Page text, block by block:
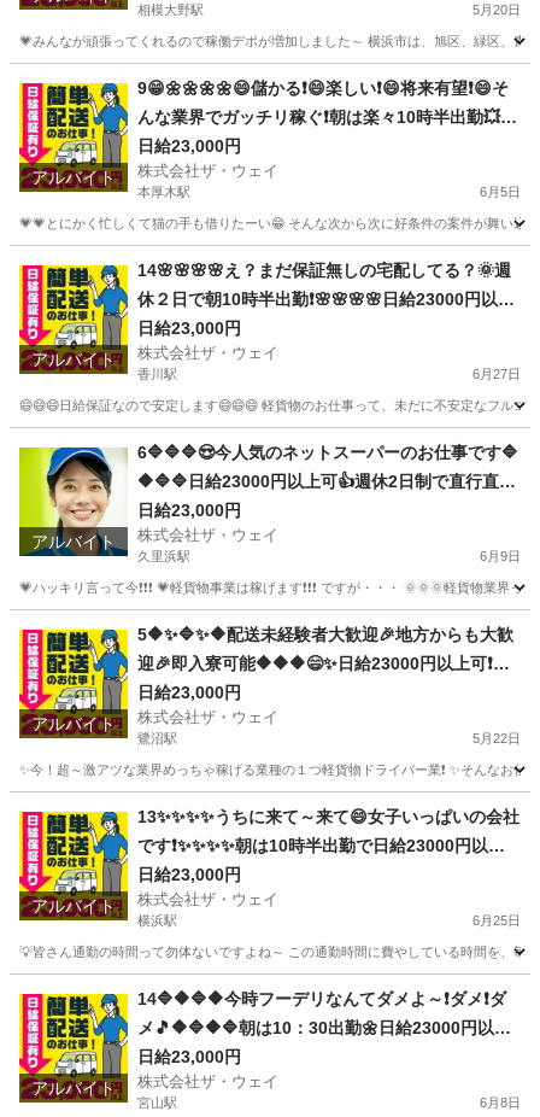
相模大野駅 5月20日
💗みんなが頑張ってくれるので稼働デポが増加しました～ 横浜市は、旭区、緑区、
相模大野駅 ドライバー ネットスーパー
アルバイト
9😁🌼🌼🌼🌼😄儲かる❗️😄楽しい❗️😄将来有望❗️😄そ
んな業界でガッチリ稼ぐ❗️朝は楽々10時半出勤💥日
給23000円以上❗️事業拡大につき大量募集❗️❗️❗️
日給23,000円
株式会社ザ・ウェイ
本厚木駅 6月5日
💗💗とにかく忙しくて猫の手も借りたーい😁 そんな次から次に好条件の案件が舞い
本厚木駅 配送 ネットスーパー
アルバイト
14🌸🌸🌸🌸え？まだ保証無しの宅配してる？🌞週
休２日で朝10時半出勤❗️🌸🌸🌸🌸日給23000円以上
🌸安定収入で女子いっぱい🎉さぁ～集まれ～
日給23,000円
株式会社ザ・ウェイ
香川駅 6月27日
😄😄😄日給保証なので安定します😄😄😄 軽貨物のお仕事って、未だに不安定なフル
香川駅 ドライバー ギグワーク
アルバイト
6🔷🔷🔷😍今人気のネットスーパーのお仕事です🔷
🔶🔷🔷日給23000円以上可👍週休2日制で直行直帰
で楽々勤務🌼🌼🌼
日給23,000円
株式会社ザ・ウェイ
久里浜駅 6月9日
💗ハッキリ言って今❗️❗️❗️ 💗軽貨物事業は稼げます❗️❗️❗️ ですが・・・ 🌞🌞🌞軽貨物業
久里浜駅 配送 ネットスーパー
アルバイト
5🔶✨🔷✨🔶配送未経験者大歓迎🎉地方からも大歓
迎🎉即入寮可能🔶🔶🔶😄✨日給23000円以上可❗️安
定収入😄軽貨物ドライバー💥
日給23,000円
株式会社ザ・ウェイ
鷺沼駅 5月22日
✨今！超～激アツな業界めっちゃ稼げる業種の１つ軽貨物ドライバー業❗️ ✨そんなお
鷺沼駅 ドライバー ネットスーパー
アルバイト
13✨✨✨✨うちに来て～来て😄女子いっぱいの会社
です❗️✨✨✨✨朝は10時半出勤で日給23000円以上
も稼げます😄
日給23,000円
株式会社ザ・ウェイ
横浜駅 6月25日
💡皆さん通勤の時間って勿体ないですよね～ この通勤時間に費やしている時間を、
横浜駅 配送 ネットスーパー
アルバイト
14🔷🔶🔷🔶今時フーデリなんてダメよ～❗ダメ❗ダ
メ🎵🔶🔷🔶🔷朝は10：30出勤🌼日給23000円以上
を稼げる💯楽しく仕事したい人～大集合🎵軽貨物
ドライバー🌸🌸
日給23,000円
株式会社ザ・ウェイ
宮山駅 6月8日